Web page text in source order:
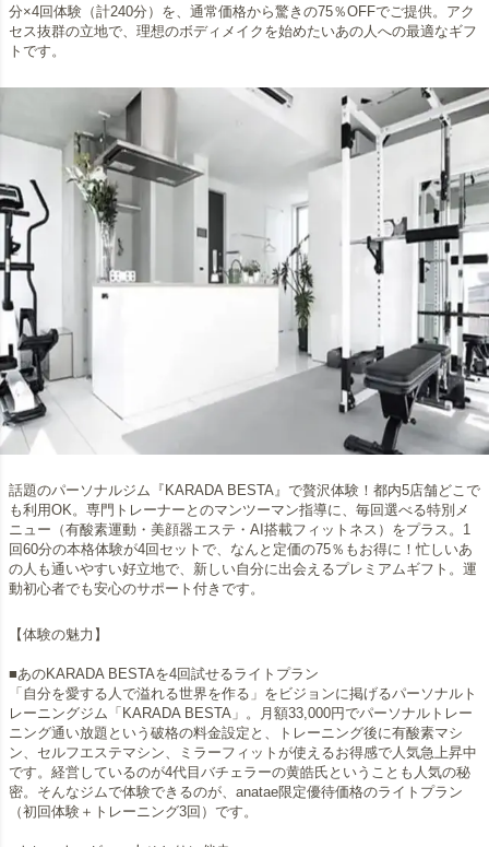
分×4回体験（計240分）を、通常価格から驚きの75％OFFでご提供。アク
セス抜群の立地で、理想のボディメイクを始めたいあの人への最適なギフ
トです。
話題のパーソナルジム『KARADA BESTA』で贅沢体験！都内5店舗どこで
も利用OK。専門トレーナーとのマンツーマン指導に、毎回選べる特別メ
ニュー（有酸素運動・美顔器エステ・AI搭載フィットネス）をプラス。1
回60分の本格体験が4回セットで、なんと定価の75％もお得に！忙しいあ
の人も通いやすい好立地で、新しい自分に出会えるプレミアムギフト。運
動初心者でも安心のサポート付きです。
【体験の魅力】
■あのKARADA BESTAを4回試せるライトプラン
「自分を愛する人で溢れる世界を作る」をビジョンに掲げるパーソナルト
レーニングジム「KARADA BESTA」。月額33,000円でパーソナルトレー
ニング通い放題という破格の料金設定と、トレーニング後に有酸素マシ
ン、セルフエステマシン、ミラーフィットが使えるお得感で人気急上昇中
です。経営しているのが4代目バチェラーの黄皓氏ということも人気の秘
密。そんなジムで体験できるのが、anatae限定優待価格のライトプラン
（初回体験＋トレーニング3回）です。